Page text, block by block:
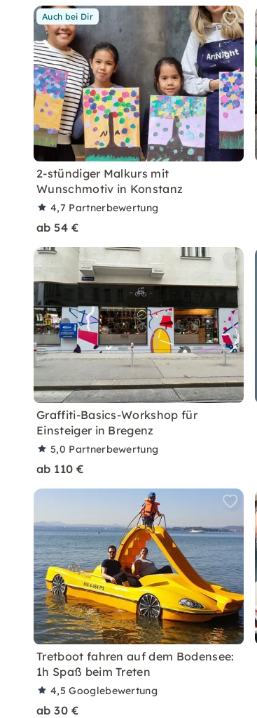
Auch bei Dir
2-stündiger Malkurs mit
Wunschmotiv in Konstanz
4,7 Partnerbewertung
ab 54 €
Graffiti-Basics-Workshop für
Einsteiger in Bregenz
5,0 Partnerbewertung
ab 110 €
Tretboot fahren auf dem Bodensee:
1h Spaß beim Treten
4,5Googlebewertung
ab 30 €